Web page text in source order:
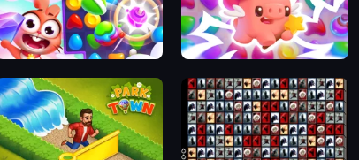
Skydom Match Arena